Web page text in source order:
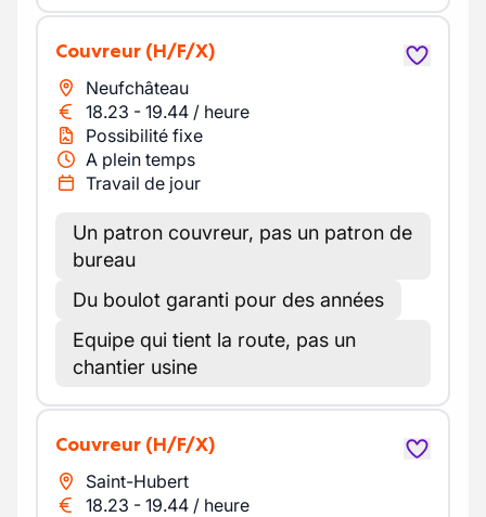
Couvreur (H/F/X)
Neufchâteau
18.23 - 19.44 / heure
Possibilité fixe
A plein temps
Travail de jour
Un patron couvreur, pas un patron de
bureau
Du boulot garanti pour des années
Equipe qui tient la route, pas un
chantier usine
Couvreur (H/F/X)
Saint-Hubert
18.23 - 19.44 / heure